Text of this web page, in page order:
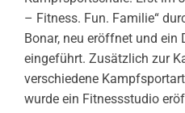
– Fitness. Fun. Familie“
Bonar, neu eröffnet und ein
eingeführt. Zusätzlich zur
verschiedene
wurde ein Fitnessstudio